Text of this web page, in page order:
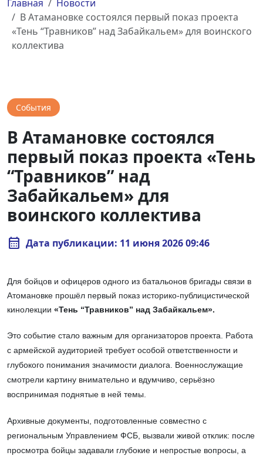
Главная
Новости
В Атамановке состоялся первый показ проекта
«Тень “Травников” над Забайкальем» для воинского
коллектива
События
В Атамановке состоялся
первый показ проекта «Тень
“Травников” над
Забайкальем» для
воинского коллектива
calendar_month Дата публикации: 11 июня 2026 09:46
Для бойцов и офицеров одного из батальонов бригады связи в
Атомановке прошёл первый показ историко-публицистической
кинолекции «Тень “Травников” над Забайкальем».
Это событие стало важным для организаторов проекта. Работа
с армейской аудиторией требует особой ответственности и
глубокого понимания значимости диалога. Военнослужащие
смотрели картину внимательно и вдумчиво, серьёзно
воспринимая поднятые в ней темы.
Архивные документы, подготовленные совместно с
региональным Управлением ФСБ, вызвали живой отклик: после
просмотра бойцы задавали глубокие и непростые вопросы, а